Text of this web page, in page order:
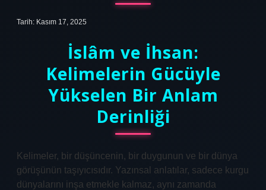
Tarih: Kasım 17, 2025
İslâm ve İhsan:
Kelimelerin Gücüyle
Yükselen Bir Anlam
Derinliği
Kelimeler, bir düşüncenin, bir duygunun ve bir dünya
görüşünün taşıyıcısıdır. Yazınsal anlatılar, sadece kurgu
dünyalarını inşa etmekle kalmaz, aynı zamanda